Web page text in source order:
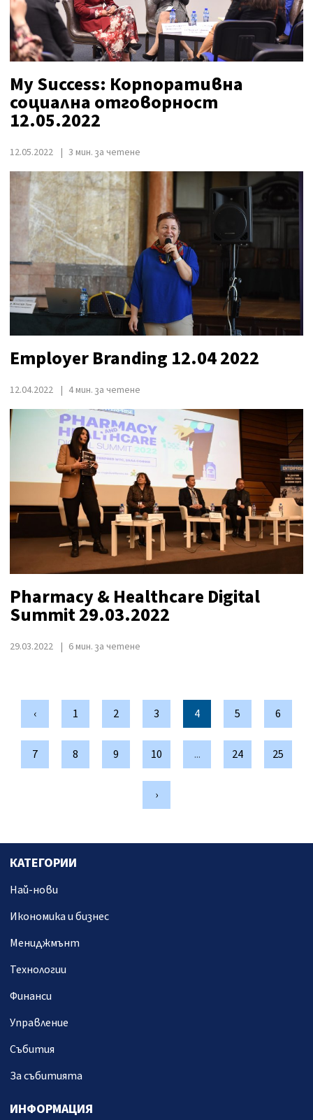
My Success: Корпоративна
социална отговорност
12.05.2022
12.05.2022 3 мин. за четене
Employer Branding 12.04 2022
12.04.2022 4 мин. за четене
Pharmacy & Healthcare Digital
Summit 29.03.2022
29.03.2022 6 мин. за четене
‹ 1 2 3 4 5 6
7 8 9 10 ... 24 25
›
КАТЕГОРИИ
Най-нови
Икономика и бизнес
Мениджмънт
Технологии
Финанси
Управление
Събития
За събитията
ИНФОРМАЦИЯ